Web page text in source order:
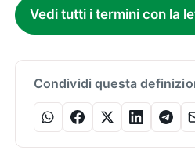
Vedi tutti i termini con la
Condividi questa